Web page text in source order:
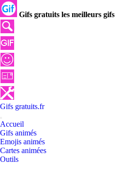
Gifs gratuits les meilleurs gifs
Gifs gratuits.fr
Accueil
Gifs animés
Emojis animés
Cartes animées
Outils